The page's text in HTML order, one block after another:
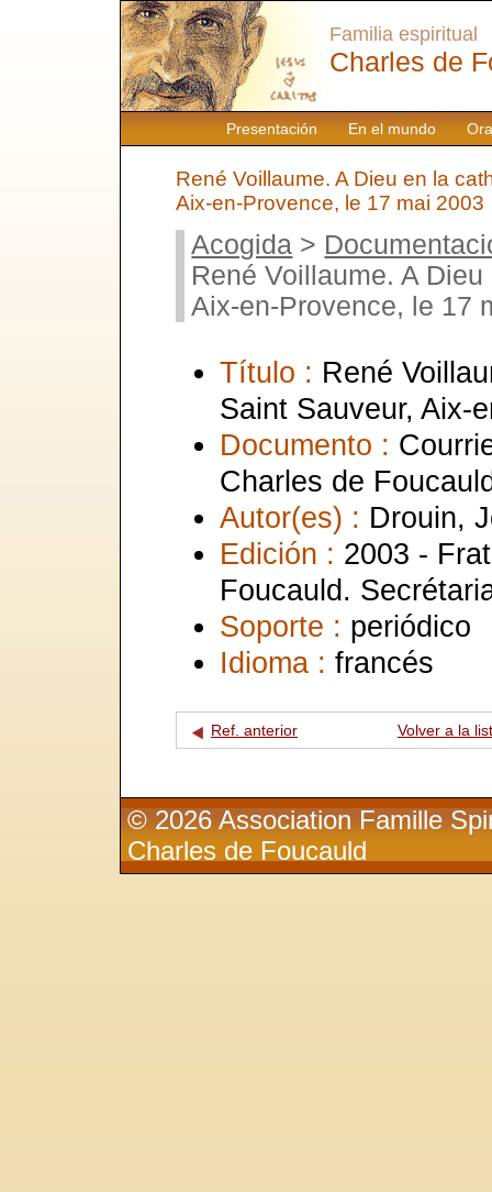
Presentación En el mundo
Familia espiritual
Charles de
René Voillaume. A Dieu en la
Aix-en-Provence, le 17 mai 2003
Acogida >
René Voillaume. A
Aix-en-Provence, le 17
Título : René
Saint Sauveur, Aix-
Documento :
Charles de
Autor(es) : Drouin,
Edición : 2003 -
Foucauld.
Soporte : periódico
Idioma : francés
Ref. anterior Volver a la
© 2026 Association Famille
Charles de Foucauld